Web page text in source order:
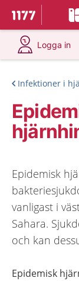
Till startsidan
Du
Logga in
på
Infektioner i
Epidemisk
vanligast i
Sahara.
och kan
Epidemisk